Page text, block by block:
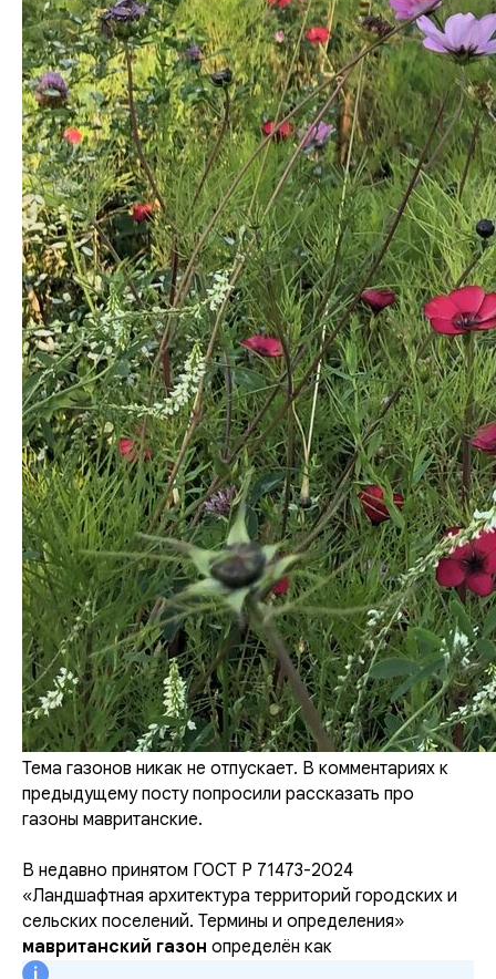
Тема газонов никак не отпускает. В комментариях к
предыдущему посту попросили рассказать про
газоны мавританские.
В недавно принятом ГОСТ Р 71473-2024
«Ландшафтная архитектура территорий городских и
сельских поселений. Термины и определения»
мавританский газон определён как